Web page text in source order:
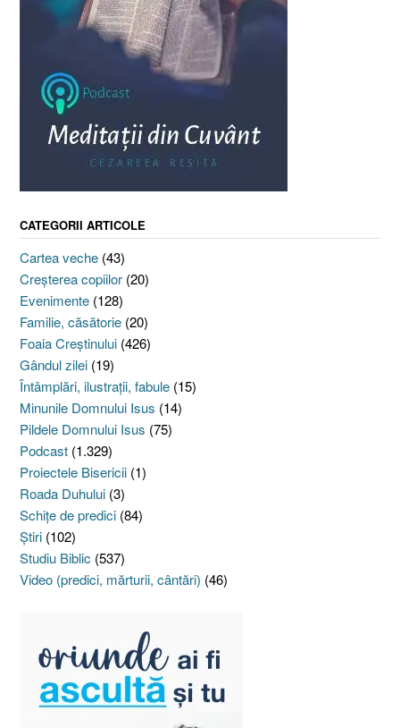
CATEGORII ARTICOLE
Cartea veche (43)
Creşterea copiilor (20)
Evenimente (128)
Familie, căsătorie (20)
Foaia Creştinului (426)
Gândul zilei (19)
Întâmplări, ilustraţii, fabule (15)
Minunile Domnului Isus (14)
Pildele Domnului Isus (75)
Podcast (1.329)
Proiectele Bisericii (1)
Roada Duhului (3)
Schiţe de predici (84)
Ştiri (102)
Studiu Biblic (537)
Video (predici, mărturii, cântări) (46)